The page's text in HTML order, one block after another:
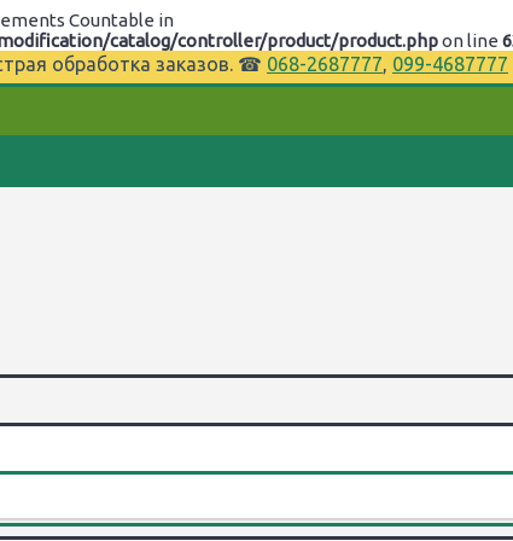
Countable in
catalog/controller/product/product.phpon line
обработка заказов. ☎ 068-2687777, 099-4687777